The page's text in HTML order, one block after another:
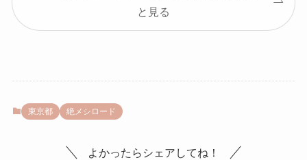
と見る
東京都 絶メシロード
よかったらシェアしてね！